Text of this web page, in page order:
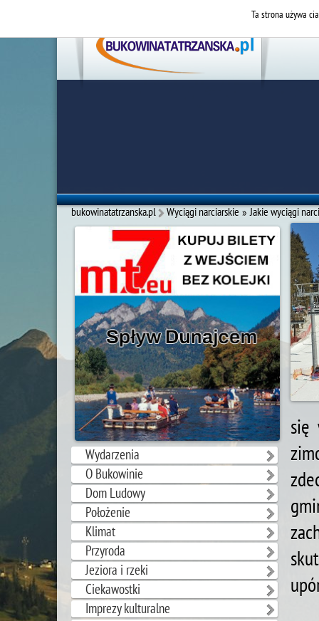
bukowinatatrzanska.pl Wyciągi narciarskie »Jakie wyciągi
Wydarzenia
O Bukowinie
Dom Ludowy
Położenie
Klimat
Przyroda
Jeziora i rzeki
Ciekawostki
Imprezy kulturalne
się
Ta strona używa